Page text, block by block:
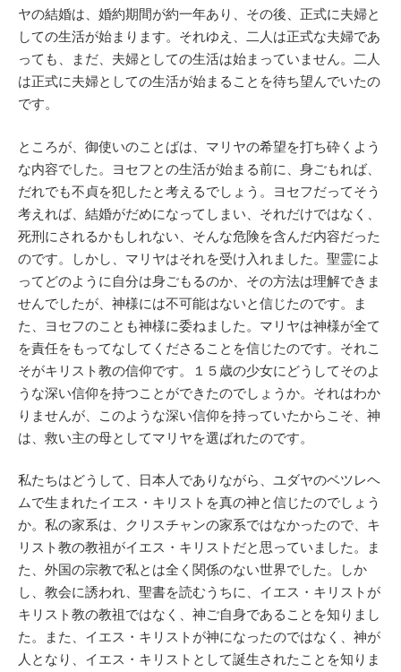
ヤの結婚は、婚約期間が約一年あり、その後、正式に夫婦と
しての生活が始まります。それゆえ、二人は正式な夫婦であ
っても、まだ、夫婦としての生活は始まっていません。二人
は正式に夫婦としての生活が始まることを待ち望んでいたの
です。
ところが、御使いのことばは、マリヤの希望を打ち砕くよう
な内容でした。ヨセフとの生活が始まる前に、身ごもれば、
だれでも不貞を犯したと考えるでしょう。ヨセフだってそう
考えれば、結婚がだめになってしまい、それだけではなく、
死刑にされるかもしれない、そんな危険を含んだ内容だった
のです。しかし、マリヤはそれを受け入れました。聖霊によ
ってどのように自分は身ごもるのか、その方法は理解できま
せんでしたが、神様には不可能はないと信じたのです。ま
た、ヨセフのことも神様に委ねました。マリヤは神様が全て
を責任をもってなしてくださることを信じたのです。それこ
そがキリスト教の信仰です。１５歳の少女にどうしてそのよ
うな深い信仰を持つことができたのでしょうか。それはわか
りませんが、このような深い信仰を持っていたからこそ、神
は、救い主の母としてマリヤを選ばれたのです。
私たちはどうして、日本人でありながら、ユダヤのベツレヘ
ムで生まれたイエス・キリストを真の神と信じたのでしょう
か。私の家系は、クリスチャンの家系ではなかったので、キ
リスト教の教祖がイエス・キリストだと思っていました。ま
た、外国の宗教で私とは全く関係のない世界でした。しか
し、教会に誘われ、聖書を読むうちに、イエス・キリストが
キリスト教の教祖ではなく、神ご自身であることを知りまし
た。また、イエス・キリストが神になったのではなく、神が
人となり、イエス・キリストとして誕生されたことを知りま